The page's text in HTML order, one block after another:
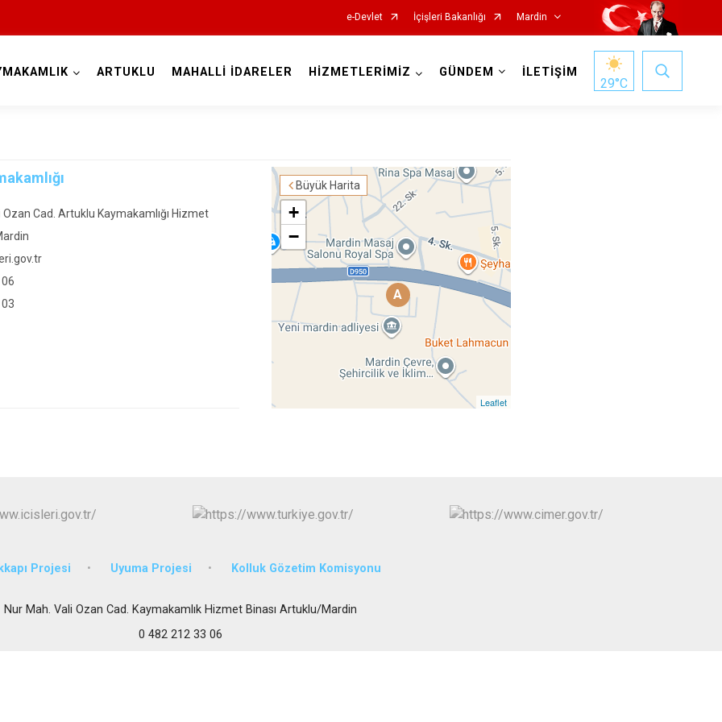
e-Devlet İçişleri Bakanlığı Mardin
Dargeçit
Derik
Kızıltepe
Nusaybin
Ömerli
ARTUKLU MAHALLİ İDARELER HİZMETLERİMİZ GÜNDEM İLETİŞİM
29°C
Büyük Harita
A
+
−
Leaflet
Cad. Artuklu Kaymakamlığı Hizmet
Projesi Uyuma Projesi Kolluk Gözetim Komisyonu
Nur Mah. Vali Ozan Cad. Kaymakamlık Hizmet Binası Artuklu/Mardin
0 482 212 33 06